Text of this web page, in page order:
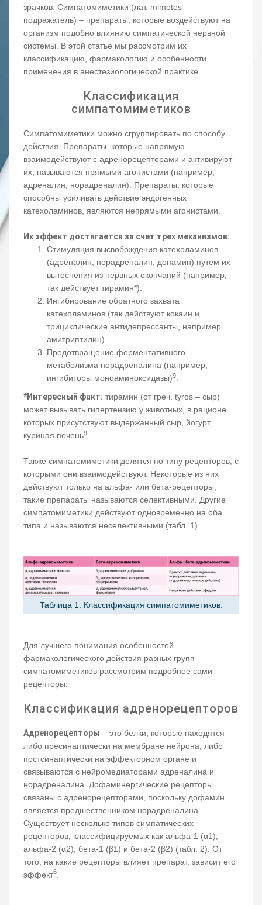
зрачков. Симпатомиметики (лат. mimetes –
подражатель) – препараты, которые воздействуют на
организм подобно влиянию симпатической нервной
системы. В этой статье мы рассмотрим их
классификацию, фармакологию и особенности
применения в анестезиологической практике.
Классификация
симпатомиметиков
Симпатомиметики можно сгруппировать по способу
действия. Препараты, которые напрямую
взаимодействуют с адренорецепторами и активируют
их, называются прямыми агонистами (например,
адреналин, норадреналин). Препараты, которые
способны усиливать действие эндогенных
катехоламинов, являются непрямыми агонистами.
Их эффект достигается за счет трех механизмов:
Стимуляция высвобождения катехоламинов
(адреналин, норадреналин, допамин) путем их
вытеснения из нервных окончаний (например,
так действует тирамин*).
Ингибирование обратного захвата
катехоламинов (так действуют кокаин и
трициклические антидепрессанты, например
амитриптилин).
Предотвращение ферментативного
метаболизма норадреналина (например,
ингибиторы моноаминоксидазы)9.
*Интересный факт: тирамин (от греч. tyros – сыр)
может вызывать гипертензию у животных, в рационе
которых присутствуют выдержанный сыр, йогурт,
куриная печень9.
Также симпатомиметики делятся по типу рецепторов, с
которыми они взаимодействуют. Некоторые из них
действуют только на альфа- или бета-рецепторы,
такие препараты называются селективными. Другие
симпатомиметики действуют одновременно на оба
типа и называются неселективными (табл. 1).
Таблица 1. Классификация симпатомиметиков.
Для лучшего понимания особенностей
фармакологического действия разных групп
симпатомиметиков рассмотрим подробнее сами
рецепторы.
Классификация адренорецепторов
Адренорецепторы – это белки, которые находятся
либо пресинаптически на мембране нейрона, либо
постсинаптически на эффекторном органе и
связываются с нейромедиаторами адреналина и
норадреналина. Дофаминергические рецепторы
связаны с адренорецепторами, поскольку дофамин
является предшественником норадреналина.
Существует несколько типов симпатических
рецепторов, классифицируемых как альфа-1 (α1),
альфа-2 (α2), бета-1 (β1) и бета-2 (β2) (табл. 2). От
того, на какие рецепторы влияет препарат, зависит его
эффект6